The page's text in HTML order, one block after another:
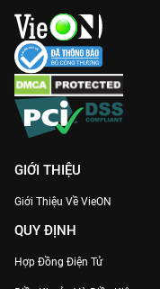
GIỚI THIỆU
Giới Thiệu Về VieON
QUY ĐỊNH
Hợp Đồng Điện Tử